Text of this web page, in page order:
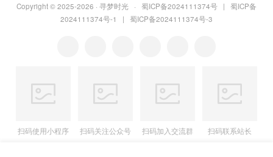
Copyright © 2025-2026 · 寻梦时光 · 蜀ICP备2024111374号 |
蜀ICP备
2024111374号-1
| 蜀ICP备2024111374号-3
扫码使用小程序 扫码关注公众号 扫码加入交流群 扫码联系站长